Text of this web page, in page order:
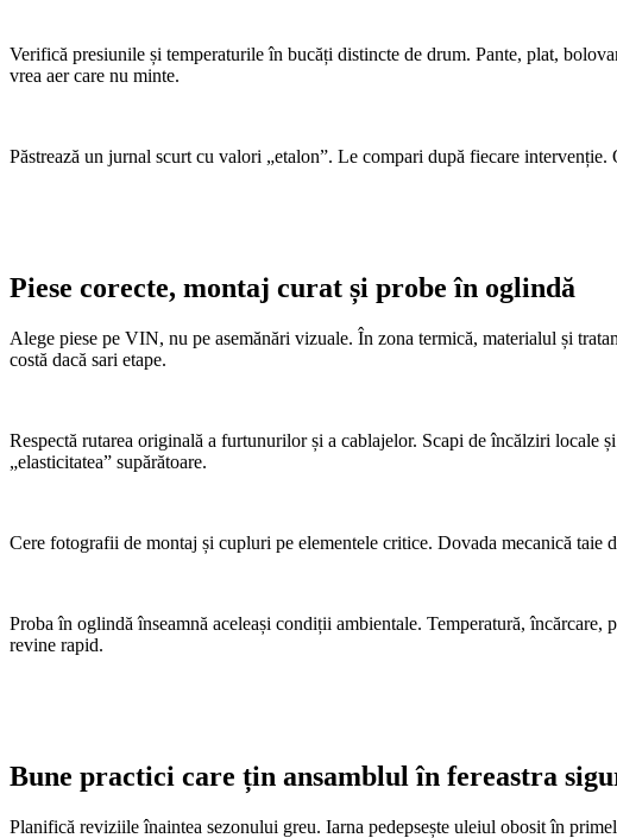
Verifică presiunile și temperaturile în bucăți distincte de drum. Pante, plat,
vrea aer care nu minte.
Păstrează un jurnal scurt cu valori „etalon”. Le compari după fiecare
Piese corecte, montaj curat și probe în oglindă
Alege piese pe VIN, nu pe asemănări vizuale. În zona termică, materialul și
costă dacă sari etape.
Respectă rutarea originală a furtunurilor și a cablajelor. Scapi de încălziri locale
„elasticitatea” supărătoare.
Cere fotografii de montaj și cupluri pe elementele critice. Dovada mecanică
Proba în oglindă înseamnă aceleași condiții ambientale. Temperatură,
revine rapid.
Bune practici care țin ansamblul în fereastra
Planifică reviziile înaintea sezonului greu. Iarna pedepsește uleiul obosit în